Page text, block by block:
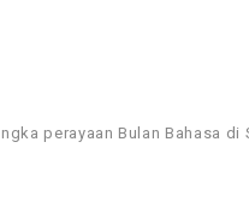
perayaan Bulan Bahasa di